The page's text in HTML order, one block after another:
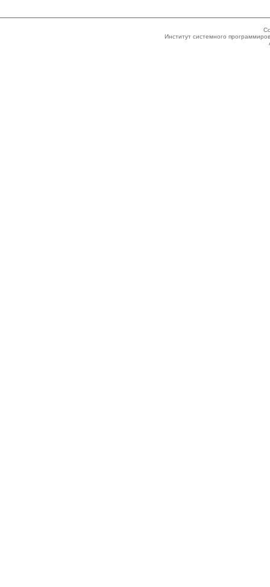
Институт системного